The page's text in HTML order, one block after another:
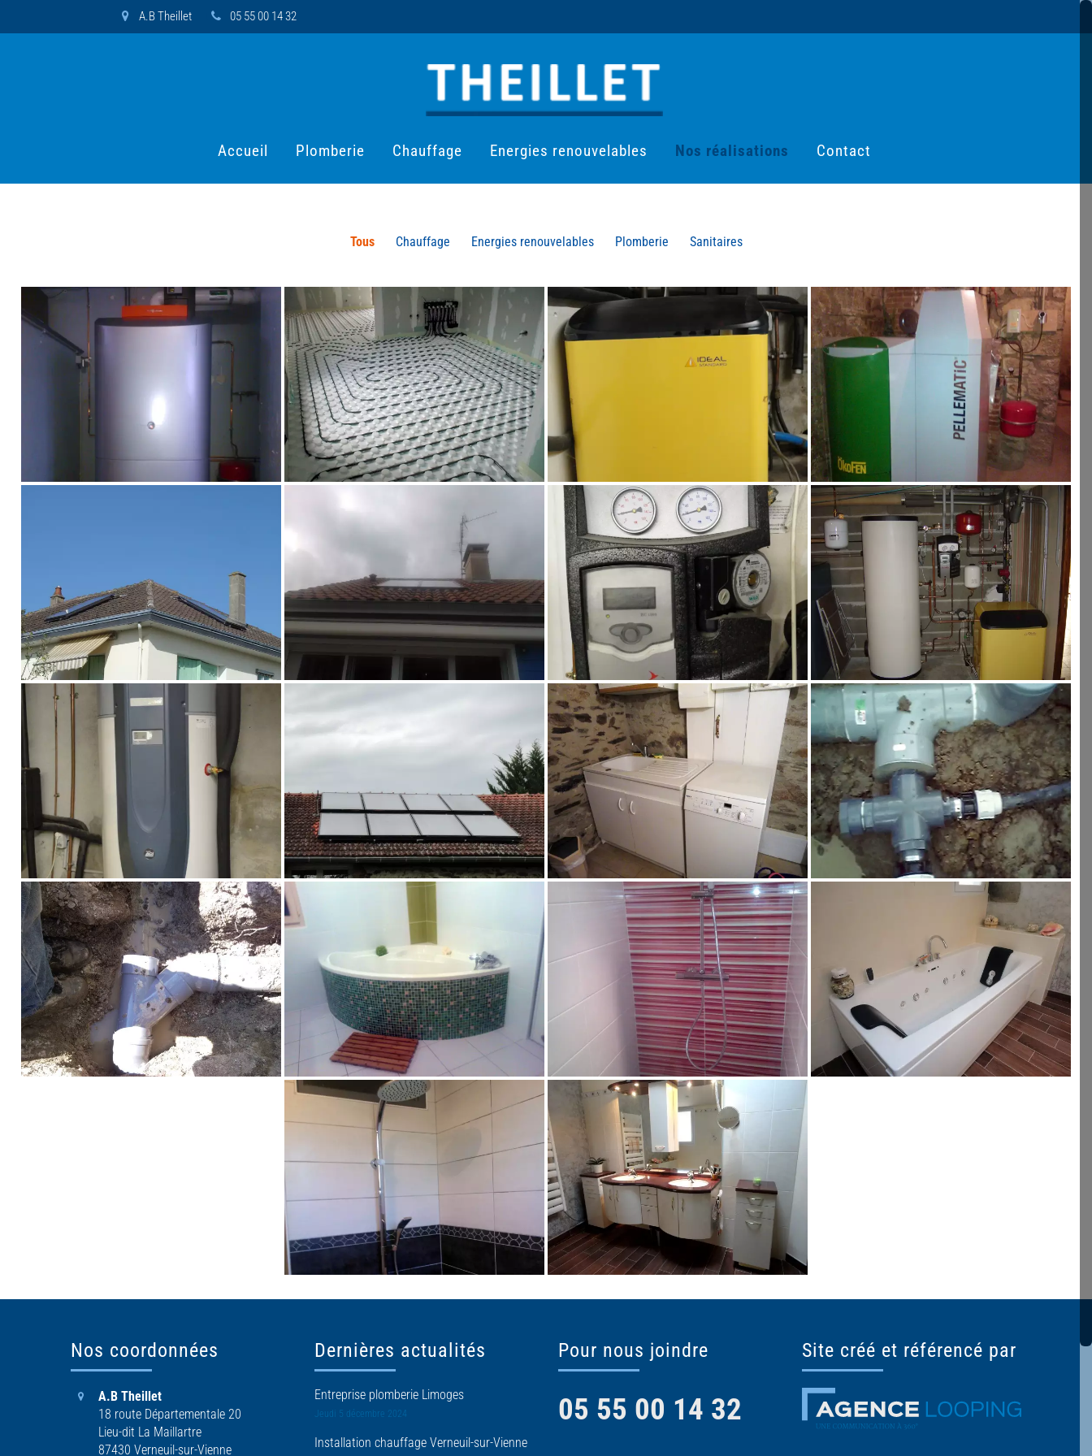
A.B Theillet 05 55 00 14 32
Accueil Plomberie Chauffage Energies renouvelables Nos réalisations Contact
Tous Chauffage Energies renouvelables Plomberie Sanitaires
Nos coordonnées
A.B Theillet
18 route Départementale 20
Lieu-dit La Maillartre
87430 Verneuil-sur-Vienne
Dernières actualités
Entreprise plomberie Limoges
Jeudi 5 décembre 2024
Installation chauffage Verneuil-sur-Vienne
Pour nous joindre
05 55 00 14 32
Site créé et référencé par